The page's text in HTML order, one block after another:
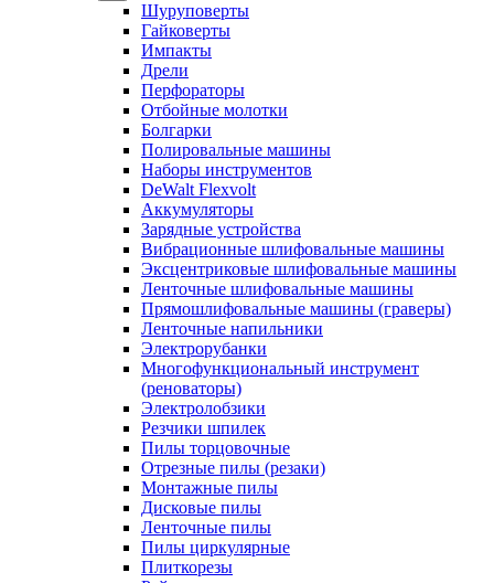
Шуруповерты
Гайковерты
Импакты
Дрели
Перфораторы
Отбойные молотки
Болгарки
Полировальные машины
Наборы инструментов
DeWalt Flexvolt
Аккумуляторы
Зарядные устройства
Вибрационные шлифовальные машины
Эксцентриковые шлифовальные машины
Ленточные шлифовальные машины
Прямошлифовальные машины (граверы)
Ленточные напильники
Электрорубанки
Многофункциональный инструмент
(реноваторы)
Электролобзики
Резчики шпилек
Пилы торцовочные
Отрезные пилы (резаки)
Монтажные пилы
Дисковые пилы
Ленточные пилы
Пилы циркулярные
Плиткорезы